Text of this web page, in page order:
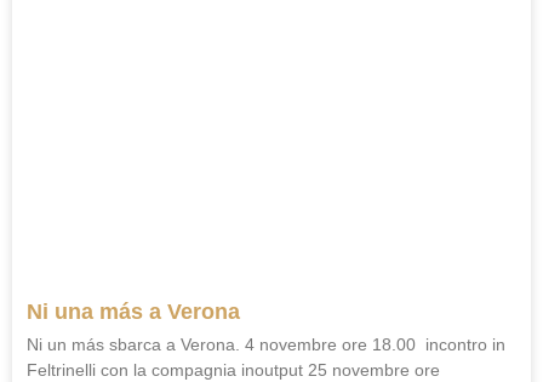
Ni una más a Verona
Ni un más sbarca a Verona. 4 novembre ore 18.00 incontro in
Feltrinelli con la compagnia inoutput 25 novembre ore